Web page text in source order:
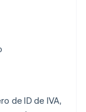
de ID de IVA,